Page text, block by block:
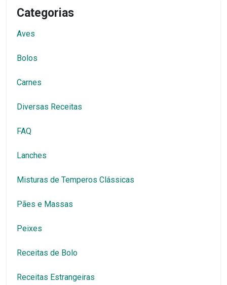
Categorias
Aves
Bolos
Carnes
Diversas Receitas
FAQ
Lanches
Misturas de Temperos Clássicas
Pães e Massas
Peixes
Receitas de Bolo
Receitas Estrangeiras